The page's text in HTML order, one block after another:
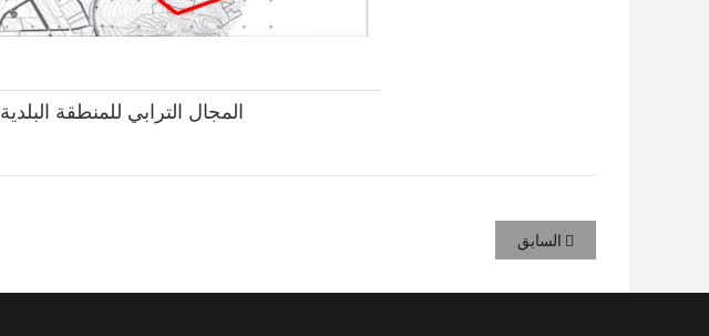
المجال الترابي للمنطقة البلدية
السابق